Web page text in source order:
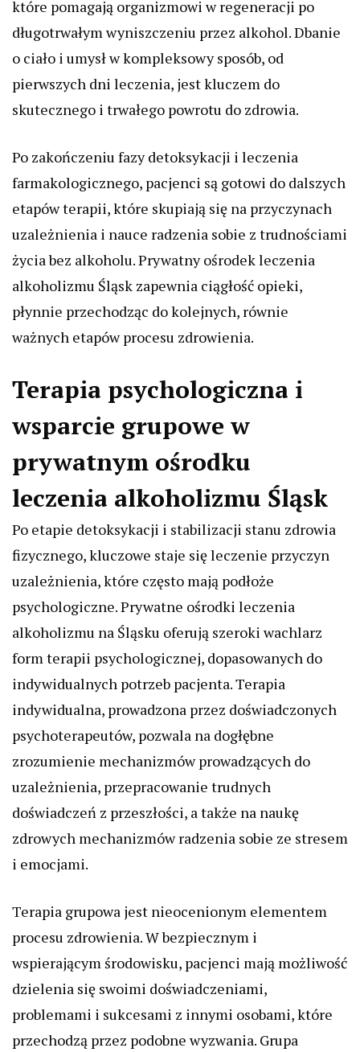
które pomagają organizmowi w regeneracji po
długotrwałym wyniszczeniu przez alkohol. Dbanie
o ciało i umysł w kompleksowy sposób, od
pierwszych dni leczenia, jest kluczem do
skutecznego i trwałego powrotu do zdrowia.
Po zakończeniu fazy detoksykacji i leczenia
farmakologicznego, pacjenci są gotowi do dalszych
etapów terapii, które skupiają się na przyczynach
uzależnienia i nauce radzenia sobie z trudnościami
życia bez alkoholu. Prywatny ośrodek leczenia
alkoholizmu Śląsk zapewnia ciągłość opieki,
płynnie przechodząc do kolejnych, równie
ważnych etapów procesu zdrowienia.
Terapia psychologiczna i
wsparcie grupowe w
prywatnym ośrodku
leczenia alkoholizmu Śląsk
Po etapie detoksykacji i stabilizacji stanu zdrowia
fizycznego, kluczowe staje się leczenie przyczyn
uzależnienia, które często mają podłoże
psychologiczne. Prywatne ośrodki leczenia
alkoholizmu na Śląsku oferują szeroki wachlarz
form terapii psychologicznej, dopasowanych do
indywidualnych potrzeb pacjenta. Terapia
indywidualna, prowadzona przez doświadczonych
psychoterapeutów, pozwala na dogłębne
zrozumienie mechanizmów prowadzących do
uzależnienia, przepracowanie trudnych
doświadczeń z przeszłości, a także na naukę
zdrowych mechanizmów radzenia sobie ze stresem
i emocjami.
Terapia grupowa jest nieocenionym elementem
procesu zdrowienia. W bezpiecznym i
wspierającym środowisku, pacjenci mają możliwość
dzielenia się swoimi doświadczeniami,
problemami i sukcesami z innymi osobami, które
przechodzą przez podobne wyzwania. Grupa